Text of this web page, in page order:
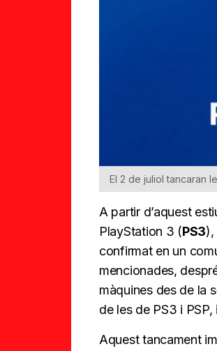
El 2 de juliol tancaran
A partir d’aquest
PlayStation 3 (PS3),
confirmat en un
mencionades,
màquines des de la
de les de PS3 i
Aquest tancament